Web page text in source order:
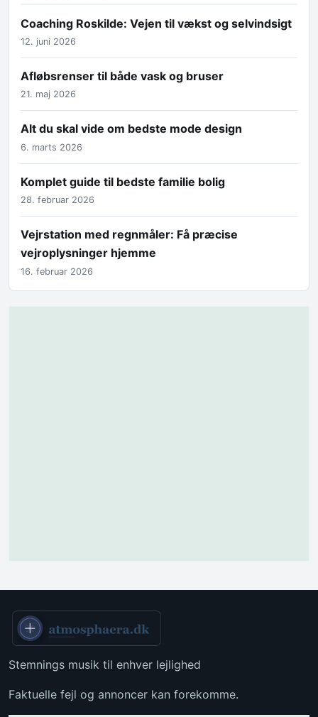
Coaching Roskilde: Vejen til vækst og selvindsigt
12. juni 2026
Afløbsrenser til både vask og bruser
21. maj 2026
Alt du skal vide om bedste mode design
6. marts 2026
Komplet guide til bedste familie bolig
28. februar 2026
Vejrstation med regnmåler: Få præcise
vejroplysninger hjemme
16. februar 2026
Stemnings musik til enhver lejlighed
Faktuelle fejl og annoncer kan forekomme.